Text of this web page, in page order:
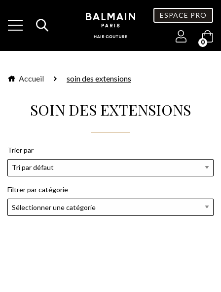
ESPACE PRO
0
Accueil soin des extensions
SOIN DES EXTENSIONS
Trier par
Filtrer par catégorie